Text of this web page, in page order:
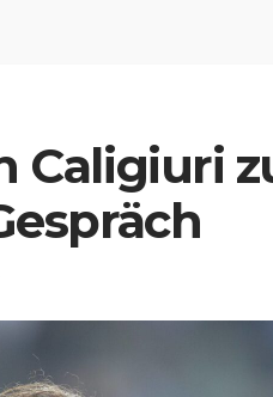
Caligiuri